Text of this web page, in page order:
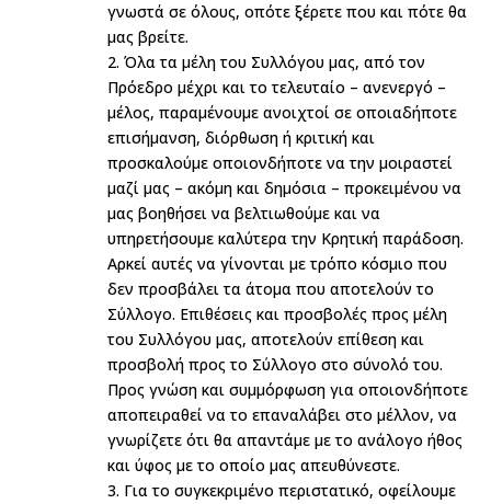
γνωστά σε όλους, οπότε ξέρετε που και πότε θα
μας βρείτε.
2. Όλα τα μέλη του Συλλόγου μας, από τον
Πρόεδρο μέχρι και το τελευταίο – ανενεργό –
μέλος, παραμένουμε ανοιχτοί σε οποιαδήποτε
επισήμανση, διόρθωση ή κριτική και
προσκαλούμε οποιονδήποτε να την μοιραστεί
μαζί μας – ακόμη και δημόσια – προκειμένου να
μας βοηθήσει να βελτιωθούμε και να
υπηρετήσουμε καλύτερα την Κρητική παράδοση.
Αρκεί αυτές να γίνονται με τρόπο κόσμιο που
δεν προσβάλει τα άτομα που αποτελούν το
Σύλλογο. Επιθέσεις και προσβολές προς μέλη
του Συλλόγου μας, αποτελούν επίθεση και
προσβολή προς το Σύλλογο στο σύνολό του.
Προς γνώση και συμμόρφωση για οποιονδήποτε
αποπειραθεί να το επαναλάβει στο μέλλον, να
γνωρίζετε ότι θα απαντάμε με το ανάλογο ήθος
και ύφος με το οποίο μας απευθύνεστε.
3. Για το συγκεκριμένο περιστατικό, οφείλουμε